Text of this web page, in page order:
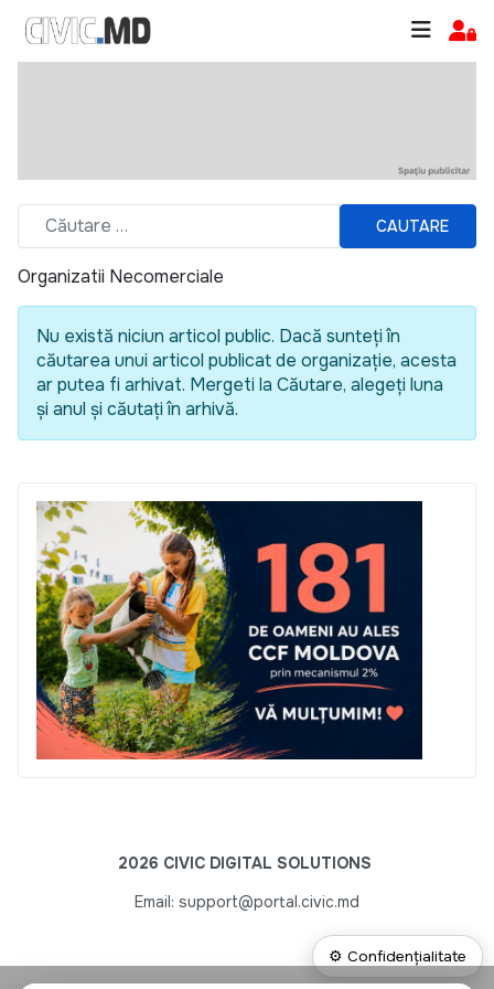
CAUTARE
Organizatii Necomerciale
Nu există niciun articol public. Dacă sunteți în
căutarea unui articol publicat de organizație, acesta
ar putea fi arhivat. Mergeti la Căutare, alegeți luna
și anul și căutați în arhivă.
2026 CIVIC DIGITAL SOLUTIONS
Email: support@portal.civic.md
⚙ Confidențialitate